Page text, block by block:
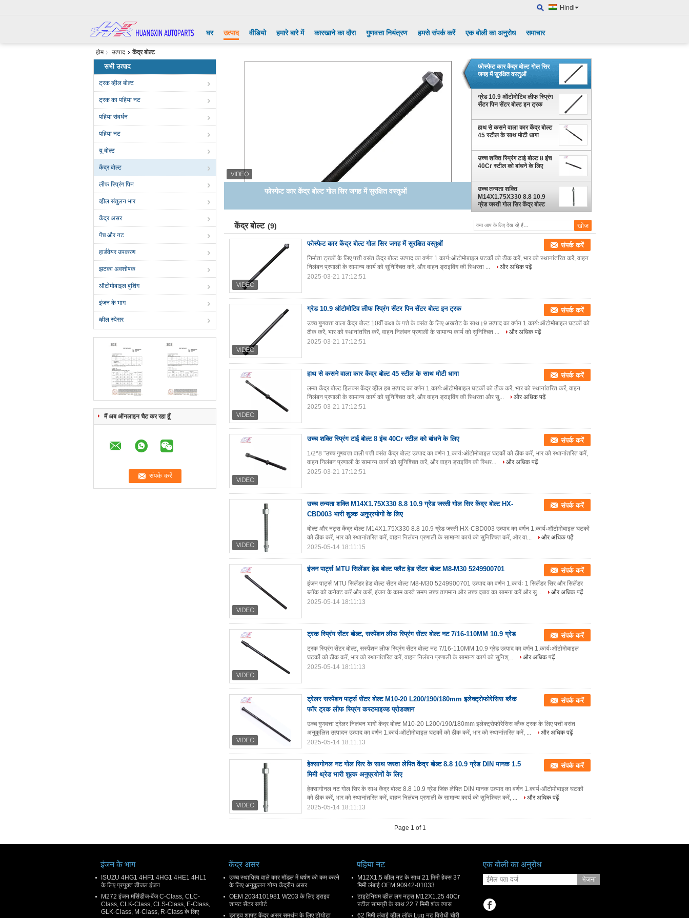
Hindi
घर उत्पाद वीडियो हमारे बारे में कारखाने का दौरा गुणवत्ता नियंत्रण हमसे संपर्क करें एक बोली का अनुरोध समाचार
होम उत्पाद केंद्र बोल्ट
सभी उत्पाद
ट्रक व्हील बोल्ट
ट्रक का पहिया नट
पहिया संवर्धन
पहिया नट
यू बोल्ट
केंद्र बोल्ट
लीफ स्प्रिंग पिन
व्हील संतुलन भार
केंद्र असर
पेंच और नट
हार्डवेयर उपकरण
झटका अवशोषक
ऑटोमोबाइल बुशिंग
इंजन के भाग
व्हील स्पेसर
मैं अब ऑनलाइन चैट कर रहा हूँ
ग्रेड 10.9 ऑटोमोटिव लीफ स्प्रिंग सेंटर पिन सेंटर बोल्ट इन ट्रक
फोस्फेट कार केंद्र बोल्ट गोल सिर
जगह में सुरक्षित वस्तुओं
ग्रेड 10.9 ऑटोमोटिव लीफ स्प्रिंग
सेंटर पिन सेंटर बोल्ट इन ट्रक
हाथ से कसने वाला कार केंद्र बोल्ट
45 स्टील के साथ मोटी धागा
उच्च शक्ति स्प्रिंग टाई बोल्ट 8 इंच
40Cr स्टील को बांधने के लिए
उच्च तन्यता शक्ति
M14X1.75X330 8.8 10.9
ग्रेड जस्ती गोल सिर केंद्र बोल्ट
HX-CBD003 भारी शुल्क
अनुप्रयोगों के लिए
केंद्र बोल्ट (9)
फोस्फेट कार केंद्र बोल्ट गोल सिर जगह में सुरक्षित वस्तुओं संपर्क करें
निर्माता ट्रकों के लिए पत्ती वसंत केंद्र बोल्ट उत्पाद का वर्णन 1.कार्यःऑटोमोबाइल घटकों को ठीक करें, भार को स्थानांतरित करें, वाहन
निलंबन प्रणाली के सामान्य कार्य को सुनिश्चित करें, और वाहन ड्राइविंग की स्थिरता ...
और अधिक पढ़ें
2025-03-21 17:12:51
ग्रेड 10.9 ऑटोमोटिव लीफ स्प्रिंग सेंटर पिन सेंटर बोल्ट इन ट्रक संपर्क करें
उच्च गुणवत्ता वाला केंद्र बोल्ट 10वीं कक्षा के पत्ते के वसंत के लिए अखरोट के साथ।9 उत्पाद का वर्णन 1.कार्यःऑटोमोबाइल घटकों को
ठीक करें, भार को स्थानांतरित करें, वाहन निलंबन प्रणाली के सामान्य कार्य को सुनिश्चित ...
और अधिक पढ़ें
2025-03-21 17:12:51
हाथ से कसने वाला कार केंद्र बोल्ट 45 स्टील के साथ मोटी धागा संपर्क करें
लम्बा केंद्र बोल्ट हिलक्स केंद्र व्हील हब उत्पाद का वर्णन 1.कार्यःऑटोमोबाइल घटकों को ठीक करें, भार को स्थानांतरित करें, वाहन
निलंबन प्रणाली के सामान्य कार्य को सुनिश्चित करें, और वाहन ड्राइविंग की स्थिरता और सु...
और अधिक पढ़ें
2025-03-21 17:12:51
उच्च शक्ति स्प्रिंग टाई बोल्ट 8 इंच 40Cr स्टील को बांधने के लिए संपर्क करें
1/2*8 "उच्च गुणवत्ता वाली पत्ती वसंत केंद्र बोल्ट उत्पाद का वर्णन 1.कार्यःऑटोमोबाइल घटकों को ठीक करें, भार को स्थानांतरित करें,
वाहन निलंबन प्रणाली के सामान्य कार्य को सुनिश्चित करें, और वाहन ड्राइविंग की स्थिर...
और अधिक पढ़ें
2025-03-21 17:12:51
उच्च तन्यता शक्ति M14X1.75X330 8.8 10.9 ग्रेड जस्ती गोल सिर केंद्र बोल्ट HX-
CBD003 भारी शुल्क अनुप्रयोगों के लिए
संपर्क करें
बोल्ट और नट्स केंद्र बोल्ट M14X1.75X330 8.8 10.9 ग्रेड जस्ती HX-CBD003 उत्पाद का वर्णन 1.कार्यःऑटोमोबाइल घटकों
को ठीक करें, भार को स्थानांतरित करें, वाहन निलंबन प्रणाली के सामान्य कार्य को सुनिश्चित करें, और वा...
और अधिक पढ़ें
2025-05-14 18:11:15
इंजन पार्ट्स MTU सिलेंडर हेड बोल्ट फ्लैट हेड सेंटर बोल्ट M8-M30 5249900701 संपर्क करें
इंजन पार्ट्स MTU सिलेंडर हेड बोल्ट सेंटर बोल्ट M8-M30 5249900701 उत्पाद का वर्णन 1.कार्यः 1 सिलेंडर सिर और सिलेंडर
ब्लॉक को कनेक्ट करें और कसें, इंजन के काम करते समय उच्च तापमान और उच्च दबाव का सामना करें और सु...
और अधिक पढ़ें
2025-05-14 18:11:13
ट्रक स्प्रिंग सेंटर बोल्ट, सस्पेंशन लीफ स्प्रिंग सेंटर बोल्ट नट 7/16-110MM 10.9 ग्रेड संपर्क करें
ट्रक स्प्रिंग सेंटर बोल्ट, सस्पेंशन लीफ स्प्रिंग सेंटर बोल्ट नट 7/16-110MM 10.9 ग्रेड उत्पाद का वर्णन 1.कार्यःऑटोमोबाइल
घटकों को ठीक करें, भार को स्थानांतरित करें, वाहन निलंबन प्रणाली के सामान्य कार्य को सुनिश्...
और अधिक पढ़ें
2025-05-14 18:11:13
ट्रेलर सस्पेंशन पार्ट्स सेंटर बोल्ट M10-20 L200/190/180mm इलेक्ट्रोफोरेसिस ब्लैक
फॉर ट्रक लीफ स्प्रिंग कस्टमाइज्ड प्रोडक्शन
संपर्क करें
उच्च गुणवत्ता ट्रेलर निलंबन भागों केंद्र बोल्ट M10-20 L200/190/180mm इलेक्ट्रोफोरेसिस ब्लैक ट्रक के लिए पत्ती वसंत
अनुकूलित उत्पादन उत्पाद का वर्णन 1.कार्यःऑटोमोबाइल घटकों को ठीक करें, भार को स्थानांतरित करें, ...
और अधिक पढ़ें
2025-05-14 18:11:13
हेक्सागोनल नट गोल सिर के साथ जस्ता लेपित केंद्र बोल्ट 8.8 10.9 ग्रेड DIN मानक 1.5
मिमी थ्रेड भारी शुल्क अनुप्रयोगों के लिए
संपर्क करें
हेक्सागोनल नट गोल सिर के साथ केंद्र बोल्ट 8.8 10.9 ग्रेड जिंक लेपित DIN मानक उत्पाद का वर्णन 1.कार्यःऑटोमोबाइल घटकों
को ठीक करें, भार को स्थानांतरित करें, वाहन निलंबन प्रणाली के सामान्य कार्य को सुनिश्चित करें, ...
और अधिक पढ़ें
2025-05-14 18:11:13
Page 1 of 1
इंजन के भाग
ISUZU 4HG1 4HF1 4HG1 4HE1 4HL1
के लिए प्रयुक्त डीजल इंजन
M272 इंजन मर्सिडीज-बेंज C-Class, CLC-
Class, CLK-Class, CLS-Class, E-Class,
GLK-Class, M-Class, R-Class के लिए
केंद्र असर
उच्च स्थायित्व वाले कार मॉडल में घर्षण को कम करने
के लिए अनुकूलन योग्य केंद्रीय असर
OEM 2034101981 W203 के लिए ड्राइव
शाफ्ट सेंटर सपोर्ट
ड्राइव शाफ्ट केंद्र असर समर्थन के लिए टोयोटा
पहिया नट
M12X1.5 व्हील नट के साथ 21 मिमी हेक्स 37
मिमी लंबाई OEM 90942-01033
टाइटेनियम व्हील लग नट्स M12X1.25 40Cr
स्टील सामग्री के साथ 22.7 मिमी शंक व्यास
62 मिमी लंबाई व्हील लॉक Lug नट विरोधी चोरी
एक बोली का अनुरोध
भेजना